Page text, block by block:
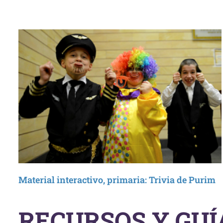
Material interactivo, primaria: Trivia de Purim